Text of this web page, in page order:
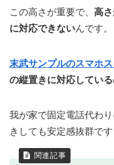
この高さが重要で、 高
に対応できないんです。
末武サンプルのスマホ
の縦置きに対応している
我が家で固定電話代わ
きしても安定感抜群です